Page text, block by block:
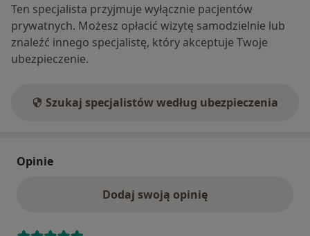
Ten specjalista przyjmuje wyłącznie pacjentów
prywatnych. Możesz opłacić wizytę samodzielnie lub
znaleźć innego specjalistę, który akceptuje Twoje
ubezpieczenie.
Szukaj specjalistów według ubezpieczenia
Opinie
Dodaj swoją opinię